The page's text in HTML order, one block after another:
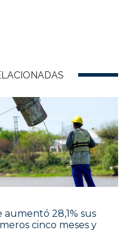
aumentó 28,1% sus
cinco meses y